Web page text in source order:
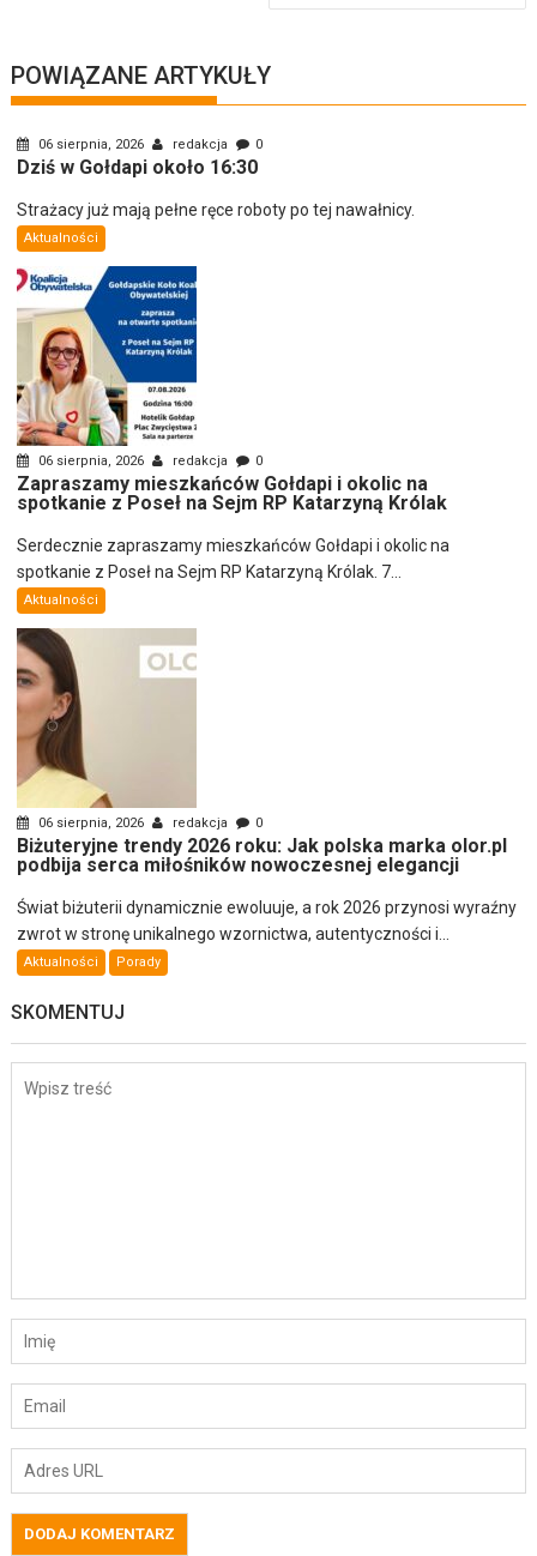
POWIĄZANE ARTYKUŁY
06 sierpnia, 2026 redakcja 0
Dziś w Gołdapi około 16:30
Strażacy już mają pełne ręce roboty po tej nawałnicy.
Aktualności
06 sierpnia, 2026 redakcja 0
Zapraszamy mieszkańców Gołdapi i okolic na
spotkanie z Poseł na Sejm RP Katarzyną Królak
Serdecznie zapraszamy mieszkańców Gołdapi i okolic na
spotkanie z Poseł na Sejm RP Katarzyną Królak. 7...
Aktualności
06 sierpnia, 2026 redakcja 0
Biżuteryjne trendy 2026 roku: Jak polska marka olor.pl
podbija serca miłośników nowoczesnej elegancji
Świat biżuterii dynamicznie ewoluuje, a rok 2026 przynosi wyraźny
zwrot w stronę unikalnego wzornictwa, autentyczności i...
Aktualności Porady
SKOMENTUJ